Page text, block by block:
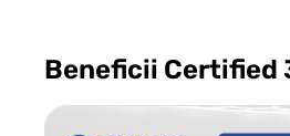
Beneficii Certified